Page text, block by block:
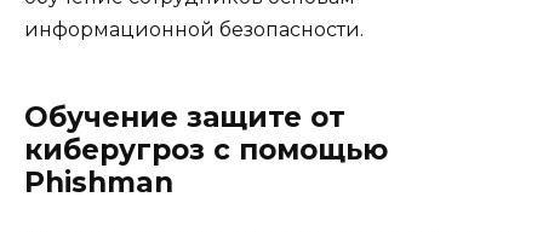
информационной безопасности.
Обучение защите от
киберугроз с помощью
Phishman